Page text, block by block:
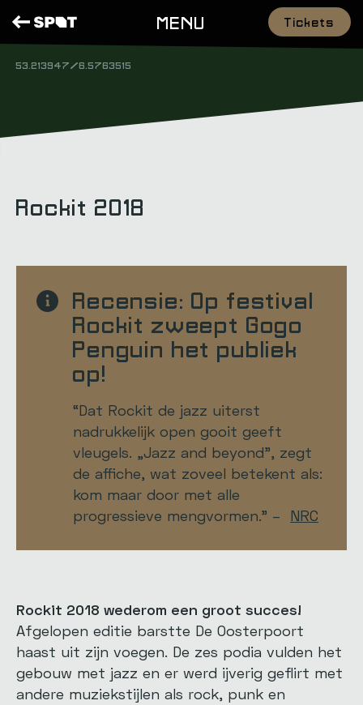
MENU Tickets
Rockit 2018
Recensie: Op festival
Rockit zweept Gogo
Penguin het publiek
op!
“Dat Rockit de jazz uiterst
nadrukkelijk open gooit geeft
vleugels. „Jazz and beyond”, zegt
de affiche, wat zoveel betekent als:
kom maar door met alle
progressieve mengvormen.” – NRC
Rockit 2018 wederom een groot succes!
Afgelopen editie barstte De Oosterpoort
haast uit zijn voegen. De zes podia vulden het
gebouw met jazz en er werd ijverig geflirt met
andere muziekstijlen als rock, punk en
53.213947/6.5763515